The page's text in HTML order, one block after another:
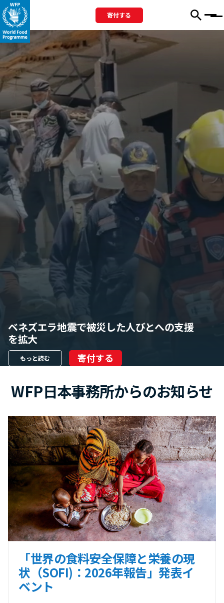
寄付する Menu
ベネズエラ地震で被災した人びとへの支援
を拡大
もっと読む 寄付する
WFP日本事務所からのお知らせ
「世界の食料安全保障と栄養の現
状（SOFI)：2026年報告」発表イ
ベント